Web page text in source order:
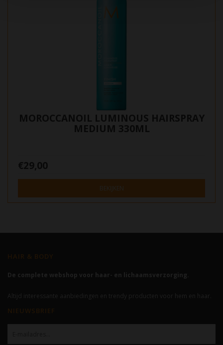
MOROCCANOIL LUMINOUS HAIRSPRAY
MEDIUM 330ML
€29,00
BEKIJKEN
HAIR & BODY
De complete webshop voor haar- en lichaamsverzorging.
Altijd interessante aanbiedingen en trendy producten voor hem en haar.
NIEUWSBRIEF